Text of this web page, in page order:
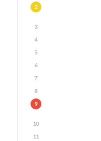
2
3
4
5
6
7
8
9
10
11